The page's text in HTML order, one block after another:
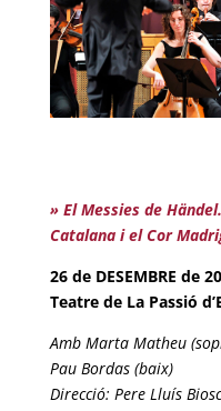
» El Messies de
Catalana i el Cor
26 de DESEMBRE de
Teatre de La Passió
Amb Marta Matheu
Pau Bordas (baix)
Direcció: Pere Lluís